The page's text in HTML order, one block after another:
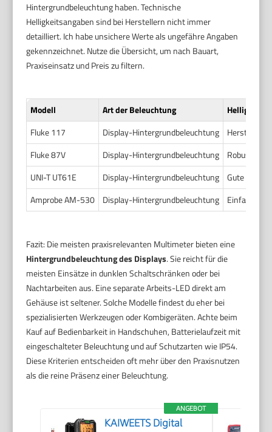
Hintergrundbeleuchtung haben. Technische
Helligkeitsangaben sind bei Herstellern nicht immer
detailliert. Ich habe unsichere Werte als ungefähre Angaben
gekennzeichnet. Nutze die Übersicht, um nach Bauart,
Praxiseinsatz und Preis zu filtern.
Modell Art der Beleuchtung
Helligkeit /
Fluke 117
Display-Hintergrundbeleuchtung
Fluke 87V
Display-Hintergrundbeleuchtung
Robustes,
UNI-T UT61E
Display-Hintergrundbeleuchtung
Gute
Amprobe AM-530
Display-Hintergrundbeleuchtung Einfache
Fazit: Die meisten praxisrelevanten Multimeter bieten eine
Hintergrundbeleuchtung des Displays. Sie reicht für die
meisten Einsätze in dunklen Schaltschränken oder bei
Nachtarbeiten aus. Eine separate Arbeits-LED direkt am
Gehäuse ist seltener. Solche Modelle findest du eher bei
spezialisierten Werkzeugen oder Kombigeräten. Achte beim
Kauf auf Bedienbarkeit in Handschuhen, Batterielaufzeit mit
eingeschalteter Beleuchtung und auf Schutzarten wie IP54.
Diese Kriterien entscheiden oft mehr über den Praxisnutzen
als die reine Präsenz einer Beleuchtung.
ANGEBOT
KAIWEETS Digital